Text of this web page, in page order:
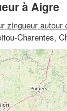
à Aigre
zingueur autour
Charentes,